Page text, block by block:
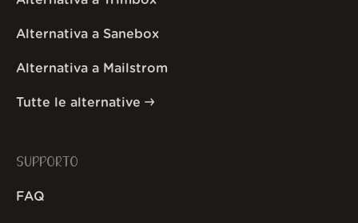
Alternativa a Sanebox
Alternativa a Mailstrom
Tutte le alternative
SUPPORTO
FAQ